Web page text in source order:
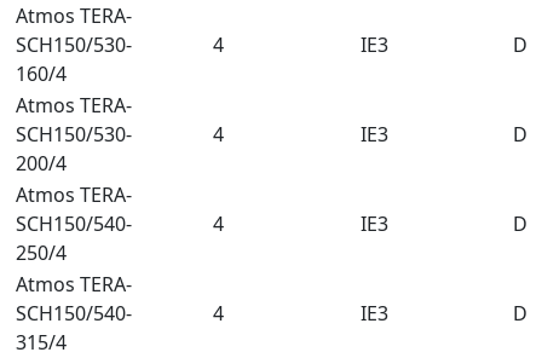
Atmos TERA-
SCH150/530-
160/4
4 IE3
Atmos TERA-
SCH150/530-
200/4
4 IE3
Atmos TERA-
SCH150/540-
250/4
4 IE3
Atmos TERA-
SCH150/540-
315/4
4 IE3